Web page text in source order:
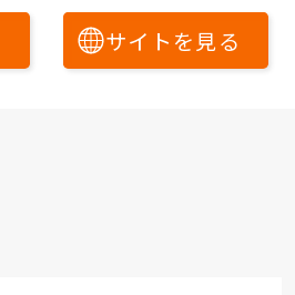
サイトを見る